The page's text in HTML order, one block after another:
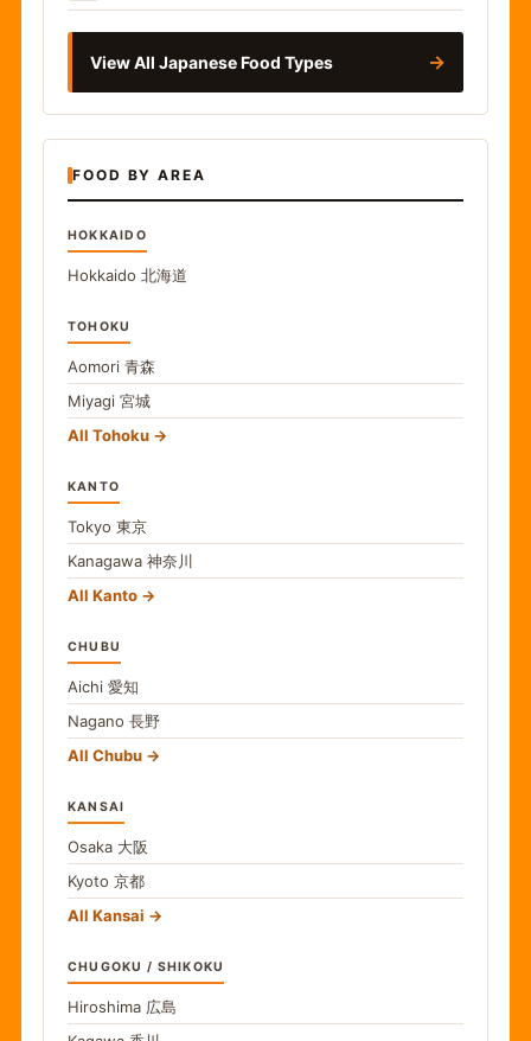
View All Japanese Food Types →
FOOD BY AREA
HOKKAIDO
Hokkaido 北海道
TOHOKU
Aomori 青森
Miyagi 宮城
All Tohoku
KANTO
Tokyo 東京
Kanagawa 神奈川
All Kanto
CHUBU
Aichi 愛知
Nagano 長野
All Chubu
KANSAI
Osaka 大阪
Kyoto 京都
All Kansai
CHUGOKU / SHIKOKU
Hiroshima 広島